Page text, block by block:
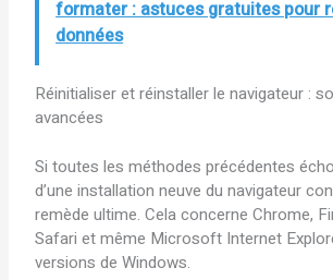
formater : astuces gratuites pour
données
Réinitialiser et réinstaller le navigateur :
avancées
Si toutes les méthodes précédentes
d’une installation neuve du navigateur
remède ultime. Cela concerne Chrome,
Safari et même Microsoft Internet
versions de Windows.